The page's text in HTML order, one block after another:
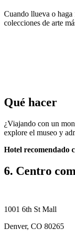
Cuando llueva o
colecciones de arte
Qué hacer
¿Viajando con un
explore el museo y
Hotel recomendado
6. Centro
1001 6th St Mall
Denver, CO 80265